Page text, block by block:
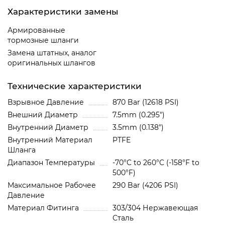
Характеристики замены
Армированные
тормозные шланги
Замена штатных, аналог
оригинальных шлангов
Технические характеристики
Взрывное Давление
870 Bar (12618 PSI)
Внешний Диаметр
7.5mm (0.295")
Внутренний Диаметр
3.5mm (0.138")
Внутренний Материал
Шланга
PTFE
Диапазон Температуры
-70°C to 260°C (-158°F to
500°F)
Максимальное Рабочее
Давление
290 Bar (4206 PSI)
Материал Фитинга
303/304 Нержавеющая
Сталь